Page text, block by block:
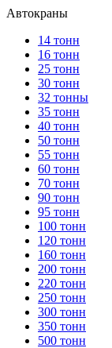
Автокраны
14 тонн
16 тонн
25 тонн
30 тонн
32 тонны
35 тонн
40 тонн
50 тонн
55 тонн
60 тонн
70 тонн
90 тонн
95 тонн
100 тонн
120 тонн
160 тонн
200 тонн
220 тонн
250 тонн
300 тонн
350 тонн
500 тонн